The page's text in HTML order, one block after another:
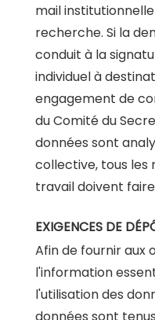
mail
recherche. Si la
conduit à la
individuel à
engagement de
du Comité du
données sont
collective, tous les
travail doivent
EXIGENCES DE
Afin de fournir aux
l'information
l'utilisation des